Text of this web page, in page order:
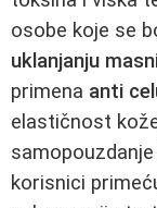
osobe koje se
uklanjanju
primena anti
elastičnost
korisnici